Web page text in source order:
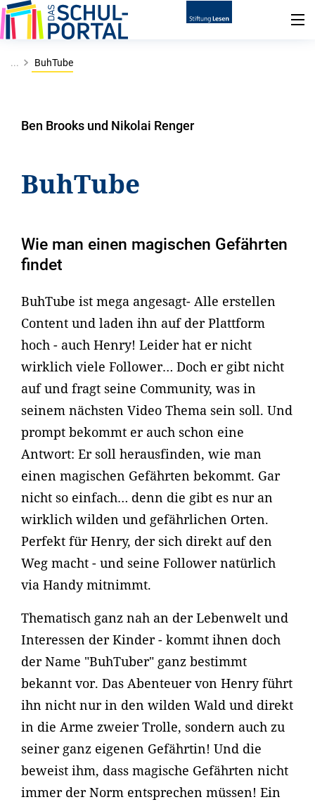
... BuhTube
Ben Brooks und Nikolai Renger
BuhTube
Wie man einen magischen Gefährten
findet
BuhTube ist mega angesagt- Alle erstellen
Content und laden ihn auf der Plattform
hoch - auch Henry! Leider hat er nicht
wirklich viele Follower… Doch er gibt nicht
auf und fragt seine Community, was in
seinem nächsten Video Thema sein soll. Und
prompt bekommt er auch schon eine
Antwort: Er soll herausfinden, wie man
einen magischen Gefährten bekommt. Gar
nicht so einfach… denn die gibt es nur an
wirklich wilden und gefährlichen Orten.
Perfekt für Henry, der sich direkt auf den
Weg macht - und seine Follower natürlich
via Handy mitnimmt.
Thematisch ganz nah an der Lebenwelt und
Interessen der Kinder - kommt ihnen doch
der Name "BuhTuber" ganz bestimmt
bekannt vor. Das Abenteuer von Henry führt
ihn nicht nur in den wilden Wald und direkt
in die Arme zweier Trolle, sondern auch zu
seiner ganz eigenen Gefährtin! Und die
beweist ihm, dass magische Gefährten nicht
immer der Norm entsprechen müssen! Ein